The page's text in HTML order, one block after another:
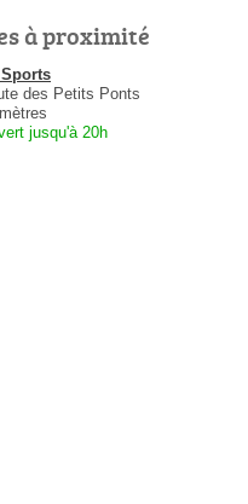
à proximité
des Petits Ponts
jusqu'à 20h